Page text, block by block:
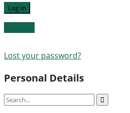
Lost your password?
Personal Details